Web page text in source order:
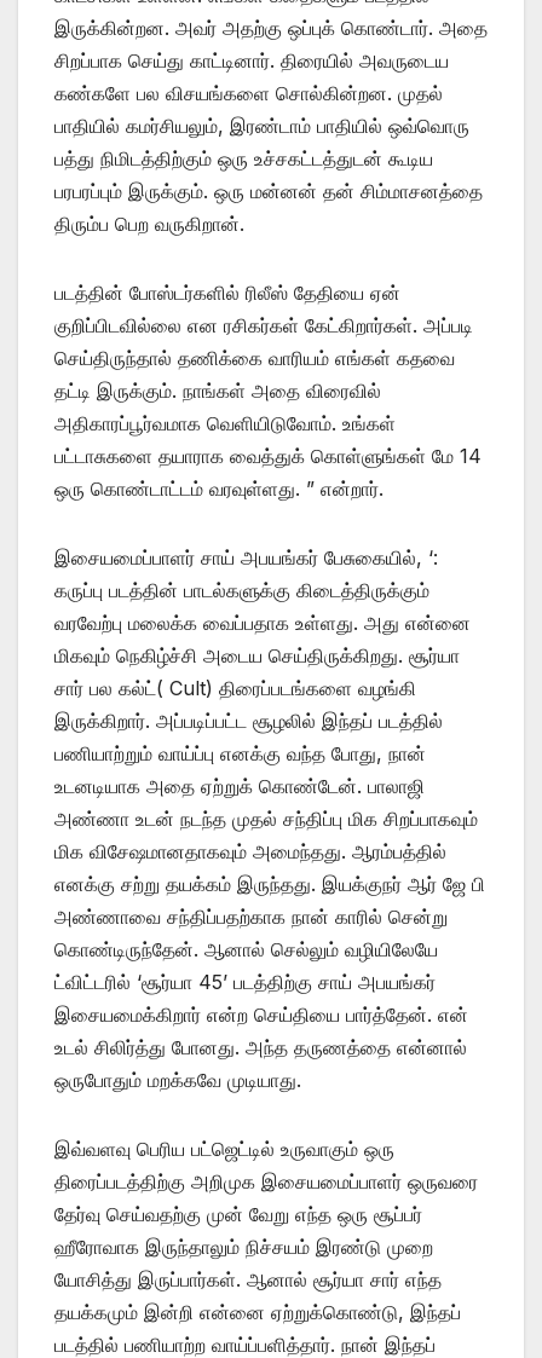
இருக்கின்றன. அவர் அதற்கு ஒப்புக் கொண்டார். அதை
சிறப்பாக செய்து காட்டினார். திரையில் அவருடைய
கண்களே பல விசயங்களை சொல்கின்றன. முதல்
பாதியில் கமர்சியலும், இரண்டாம் பாதியில் ஒவ்வொரு
பத்து நிமிடத்திற்கும் ஒரு உச்சகட்டத்துடன் கூடிய
பரபரப்பும் இருக்கும். ஒரு மன்னன் தன் சிம்மாசனத்தை
திரும்ப பெற வருகிறான்.
படத்தின் போஸ்டர்களில் ரிலீஸ் தேதியை ஏன்
குறிப்பிடவில்லை என ரசிகர்கள் கேட்கிறார்கள். அப்படி
செய்திருந்தால் தணிக்கை வாரியம் எங்கள் கதவை
தட்டி இருக்கும். நாங்கள் அதை விரைவில்
அதிகாரப்பூர்வமாக வெளியிடுவோம். உங்கள்
பட்டாசுகளை தயாராக வைத்துக் கொள்ளுங்கள் மே 14
ஒரு கொண்டாட்டம் வரவுள்ளது. ” என்றார்.
இசையமைப்பாளர் சாய் அபயங்கர் பேசுகையில், ‘:
கருப்பு படத்தின் பாடல்களுக்கு கிடைத்திருக்கும்
வரவேற்பு மலைக்க வைப்பதாக உள்ளது. அது என்னை
மிகவும் நெகிழ்ச்சி அடைய செய்திருக்கிறது. சூர்யா
சார் பல கல்ட்( Cult) திரைப்படங்களை வழங்கி
இருக்கிறார். அப்படிப்பட்ட சூழலில் இந்தப் படத்தில்
பணியாற்றும் வாய்ப்பு எனக்கு வந்த போது, நான்
உடனடியாக அதை ஏற்றுக் கொண்டேன். பாலாஜி
அண்ணா உடன் நடந்த முதல் சந்திப்பு மிக சிறப்பாகவும்
மிக விசேஷமானதாகவும் அமைந்தது. ஆரம்பத்தில்
எனக்கு சற்று தயக்கம் இருந்தது. இயக்குநர் ஆர் ஜே பி
அண்ணாவை சந்திப்பதற்காக நான் காரில் சென்று
கொண்டிருந்தேன். ஆனால் செல்லும் வழியிலேயே
ட்விட்டரில் ‘சூர்யா 45’ படத்திற்கு சாய் அபயங்கர்
இசையமைக்கிறார் என்ற செய்தியை பார்த்தேன். என்
உடல் சிலிர்த்து போனது. அந்த தருணத்தை என்னால்
ஒருபோதும் மறக்கவே முடியாது.
இவ்வளவு பெரிய பட்ஜெட்டில் உருவாகும் ஒரு
திரைப்படத்திற்கு அறிமுக இசையமைப்பாளர் ஒருவரை
தேர்வு செய்வதற்கு முன் வேறு எந்த ஒரு சூப்பர்
ஹீரோவாக இருந்தாலும் நிச்சயம் இரண்டு முறை
யோசித்து இருப்பார்கள். ஆனால் சூர்யா சார் எந்த
தயக்கமும் இன்றி என்னை ஏற்றுக்கொண்டு, இந்தப்
படத்தில் பணியாற்ற வாய்ப்பளித்தார். நான் இந்தப்